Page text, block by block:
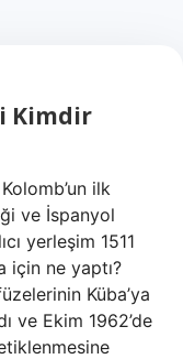
Kimdir
ilk
ve İspanyol
yerleşim 1511
için ne yaptı?
Küba’ya
ve Ekim 1962’de